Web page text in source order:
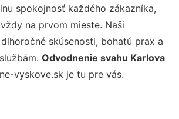
spokojnosť každého zákazníka,
na prvom mieste. Naši
skúsenosti, bohatú prax a
Odvodnenie svahu Karlova
vyskove.sk je tu pre vás.